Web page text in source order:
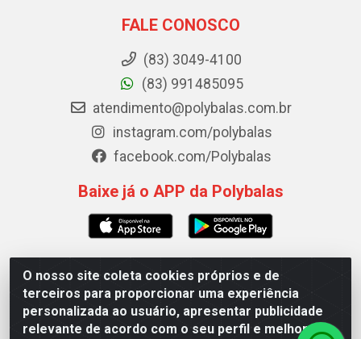
O nosso site coleta cookies próprios e de
terceiros para proporcionar uma experiência
personalizada ao usuário, apresentar publicidade
relevante de acordo com o seu perfil e melhorar a
FALE CONOSCO
(83) 3049-4100
(83) 991485095
atendimento@polybalas.com.br
instagram.com/polybalas
facebook.com/Polybalas
Baixe já o APP da Polybalas
Polybalas - Rua João Miguel de Souza, 173 Galpão B -
Ernesto Geisel, João Pessoa/PB - CEP 58.075-075 - CNPJ
00.909.327/0002-61